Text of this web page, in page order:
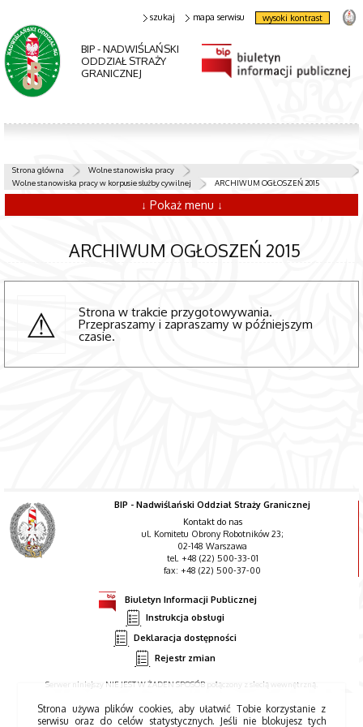
BIP - NADWIŚLAŃSKI
ODDZIAŁ STRAŻY
GRANICZNEJ
szukaj mapa serwisu wysoki kontrast
Strona główna
Wolne stanowiska pracy
Wolne stanowiska pracy w korpusie służby cywilnej
ARCHIWUM OGŁOSZEŃ 2015
↓ Pokaż menu ↓
ARCHIWUM OGŁOSZEŃ 2015
Strona w trakcie przygotowywania.
Przepraszamy i zapraszamy w późniejszym
czasie.
BIP - Nadwiślański Oddział Straży Granicznej
Kontakt do nas
ul. Komitetu Obrony Robotników 23;
02-148 Warszawa
tel. +48 (22) 500-33-01
fax: +48 (22) 500-37-00
Biuletyn Informacji Publicznej
Instrukcja obsługi
Deklaracja dostępności
Rejestr zmian
Serwer niniejszy NIE JEST W ŻADEN SPOSÓB połączony z siecią wewnętrzną.
Strona używa plików cookies, aby ułatwić Tobie korzystanie z
serwisu oraz do celów statystycznych. Jeśli nie blokujesz tych